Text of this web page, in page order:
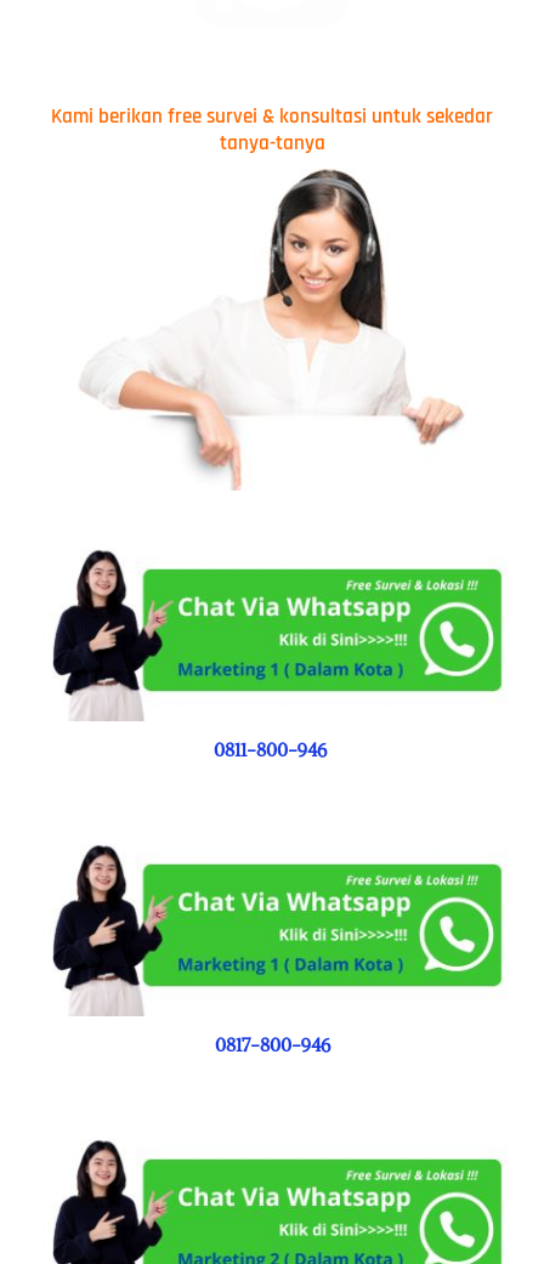
Kami berikan free survei & konsultasi untuk sekedar
tanya-tanya
0811-800-946
0817-800-946